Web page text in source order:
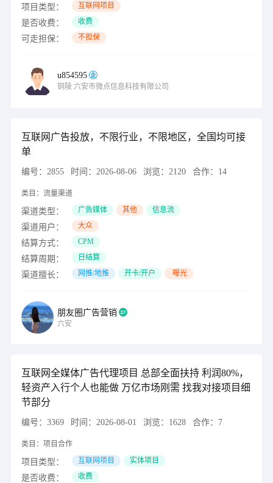
项目类型： 互联网项目
是否收费： 收费
可走担保： 不担保
u854595
铜陵 六安市微点信息科技有限公司
互联网广告投放，不限行业，不限地区，全国均可接
单
编号： 2855 时间： 2026-08-06 浏览： 2120 合作： 14
类目： 流量渠道
渠道类型： 广告媒体 其他 信息流
渠道用户： 大众
结算方式： CPM
结算周期： 日结算
渠道擅长： 网推/地推 开卡/开户 曝光
朋友圈广告营销
六安
互联网全媒体广告代理项目 总部全面扶持 利润80%，
轻资产入行个人也能做 万亿市场刚需 找我对接项目细
节部分
编号： 3369 时间： 2026-08-01 浏览： 1628 合作： 7
类目： 项目合作
项目类型： 互联网项目 实体项目
是否收费： 收费